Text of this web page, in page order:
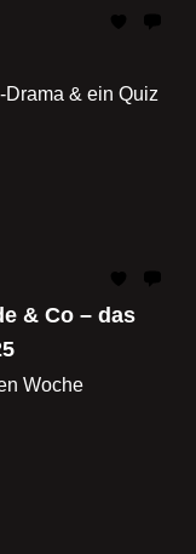
& ein Quiz
& Co – das
Woche